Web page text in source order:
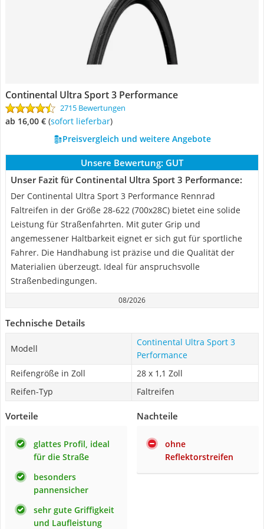
Continental Ultra Sport 3 Performance
2715 Bewertungen
ab 16,00 € ( Sofort lieferbar)
Preisvergleich und weitere Angebote
Unsere Bewertung: GUT
Unser Fazit für Continental Ultra Sport 3 Performance:
Der Continental Ultra Sport 3 Performance Rennrad
Faltreifen in der Größe 28-622 (700x28C) bietet eine solide
Leistung für Straßenfahrten. Mit guter Grip und
angemessener Haltbarkeit eignet er sich gut für sportliche
Fahrer. Die Handhabung ist präzise und die Qualität der
Materialien überzeugt. Ideal für anspruchsvolle
Straßenbedingungen.
08/2026
Technische Details
Modell
Continental Ultra Sport 3
Performance
Reifengröße in Zoll
28 x 1,1 Zoll
Reifen-Typ
Faltreifen
Vorteile
glattes Profil, ideal
für die Straße
besonders
pannensicher
sehr gute Griffigkeit
und Laufleistung
Nachteile
ohne
Reflektorstreifen